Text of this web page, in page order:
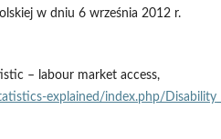
w dniu 6 września 2012 r.
– labour market access,
index.php/